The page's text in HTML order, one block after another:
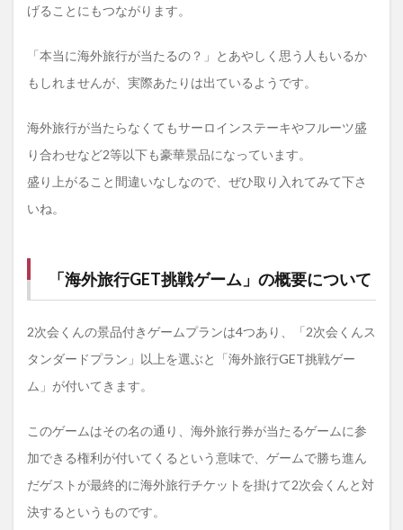
デメ
ト
2
にな
る！
海外
旅行
たる
チャ
ーム
げることにもつながります。
「本当に海外旅行が当たるの？」とあやしく思う人もいるか
もしれませんが、実際あたりは出ているようです。
海外旅行が当たらなくてもサーロインステーキやフルーツ盛
り合わせなど2等以下も豪華景品になっています。
盛り上がること間違いなしなので、ぜひ取り入れてみて下さ
いね。
「海外旅行GET挑戦ゲーム」の概要について
2次会くんの景品付きゲームプランは4つあり、「2次会くんス
タンダードプラン」以上を選ぶと「海外旅行GET挑戦ゲー
ム」が付いてきます。
このゲームはその名の通り、海外旅行券が当たるゲームに参
加できる権利が付いてくるという意味で、ゲームで勝ち進ん
だゲストが最終的に海外旅行チケットを掛けて2次会くんと対
決するというものです。